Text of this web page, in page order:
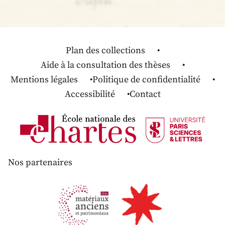
Plan des collections
Aide à la consultation des thèses
Mentions légales
Politique de confidentialité
Accessibilité
Contact
Nos partenaires